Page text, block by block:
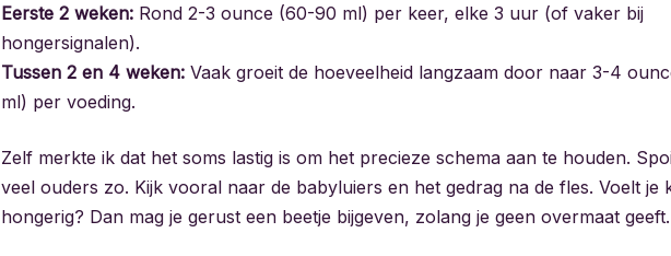
Eerste 2 weken: Rond 2-3 ounce (60-90 ml) per keer, elke 3 uur (of vaker bij
hongersignalen).
Tussen 2 en 4 weken: Vaak groeit de hoeveelheid langzaam door naar 3-4
ml) per voeding.
Zelf merkte ik dat het soms lastig is om het precieze schema aan te houden.
veel ouders zo. Kijk vooral naar de babyluiers en het gedrag na de fles. Voelt je
hongerig? Dan mag je gerust een beetje bijgeven, zolang je geen overmaat geeft.